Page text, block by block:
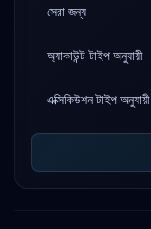
সেরা জন্য
অ্যাকাউন্ট টাইপ অনুযায়ী
এক্সিকিউশন টাইপ অনুযায়ী